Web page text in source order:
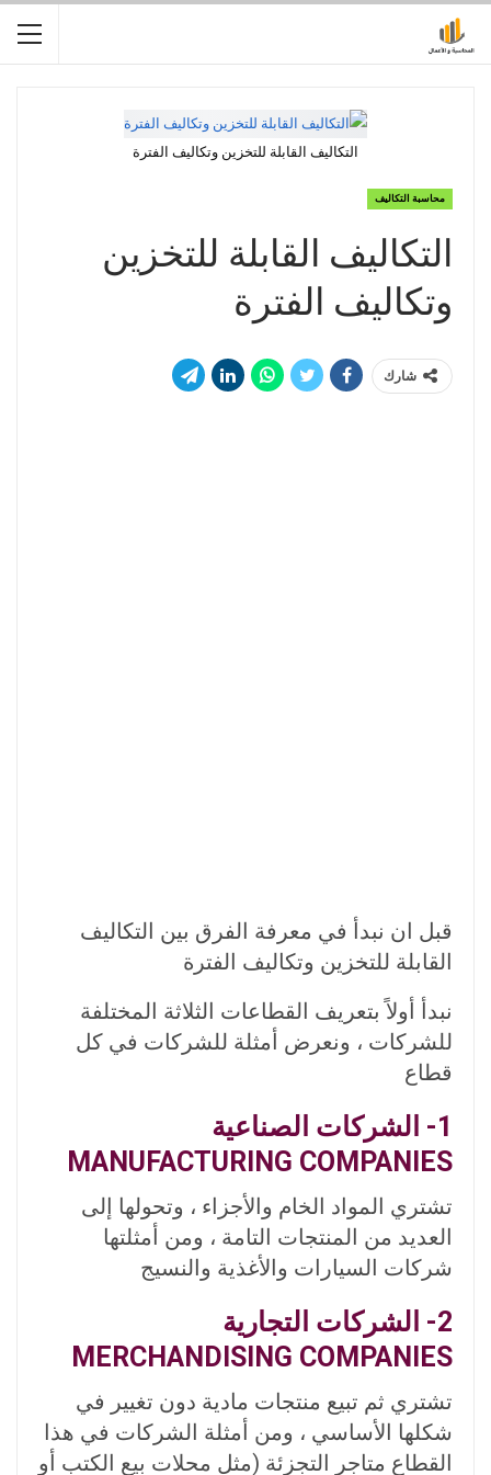
التكاليف القابلة للتخزين وتكاليف الفترة
محاسبة التكاليف
التكاليف القابلة للتخزين
وتكاليف الفترة
شارك
قبل ان نبدأ في معرفة الفرق بين التكاليف
القابلة للتخزين وتكاليف الفترة
نبدأ أولاً بتعريف القطاعات الثلاثة المختلفة
للشركات ، ونعرض أمثلة للشركات في كل
قطاع
1- الشركات الصناعية
MANUFACTURING COMPANIES
تشتري المواد الخام والأجزاء ، وتحولها إلى
العديد من المنتجات التامة ، ومن أمثلتها
شركات السيارات والأغذية والنسيج
2- الشركات التجارية
MERCHANDISING COMPANIES
تشتري ثم تبيع منتجات مادية دون تغيير في
شكلها الأساسي ، ومن أمثلة الشركات في هذا
القطاع متاجر التجزئة (مثل محلات بيع الكتب أو